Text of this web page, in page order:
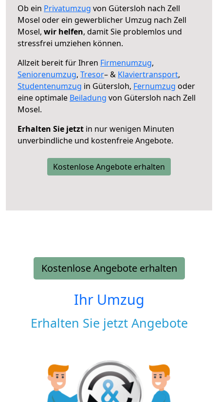
Ob ein Privatumzug von Gütersloh nach Zell
Mosel oder ein gewerblicher Umzug nach Zell
Mosel, wir helfen, damit Sie problemlos und
stressfrei umziehen können.
Allzeit bereit für Ihren Firmenumzug,
Seniorenumzug, Tresor– & Klaviertransport,
Studentenumzug in Gütersloh, Fernumzug oder
eine optimale Beiladung von Gütersloh nach Zell
Mosel.
Erhalten Sie jetzt in nur wenigen Minuten
unverbindliche und kostenfreie Angebote.
Kostenlose Angebote erhalten
Kostenlose Angebote erhalten
Ihr Umzug
Erhalten Sie jetzt Angebote